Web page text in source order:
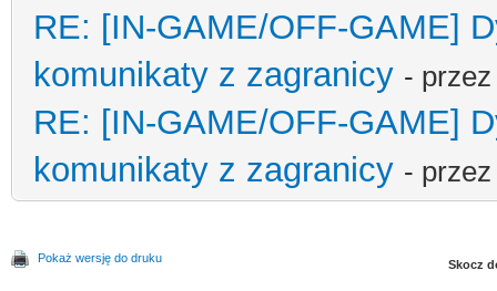
RE: [IN-GAME/OFF-GAME]
komunikaty z zagranicy -
RE: [IN-GAME/OFF-GAME]
komunikaty z zagranicy -
Pokaż wersję do druku Skocz